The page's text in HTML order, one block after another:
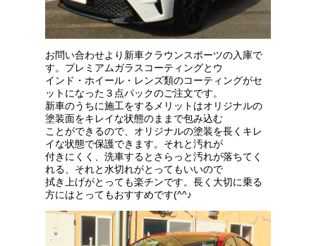
お問い合わせより新車クラウンスポーツの入庫で
す。プレミアムガラスコーティングとウ
インド・ホイール・レンズ類のコーティングがセ
ットになった３点パックのご注文です。
新車のうちに施工をするメリットはオリジナルの
塗装面をキレイな状態のままで包み込む
ことができるので、オリジナルの塗装を長くキレ
イな状態で保護できます。それと汚れが
付きにくく、洗車するとさらっと汚れが落ちてく
れる、それと水切れがとってもいいので
拭き上げがとっても楽チンです。長く大切に乗る
方にはとってもおすすめです(^^♪